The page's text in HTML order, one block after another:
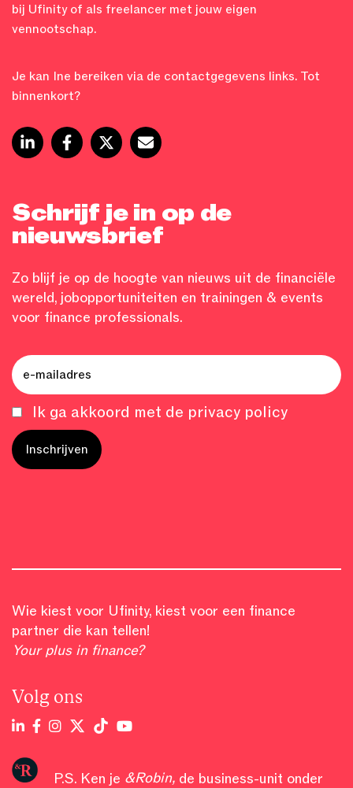
bij Ufinity of als freelancer met jouw eigen
vennootschap.
Je kan Ine bereiken via de contactgegevens links. Tot
binnenkort?
Schrijf je in op de
nieuwsbrief
Zo blijf je op de hoogte van nieuws uit de financiële
wereld, jobopportuniteiten en trainingen & events
voor finance professionals.
Ik ga akkoord met de privacy policy
Wie kiest voor Ufinity, kiest voor een finance
partner die kan tellen!
Your plus in finance?
Volg ons
P.S. Ken je &Robin, de business-unit onder